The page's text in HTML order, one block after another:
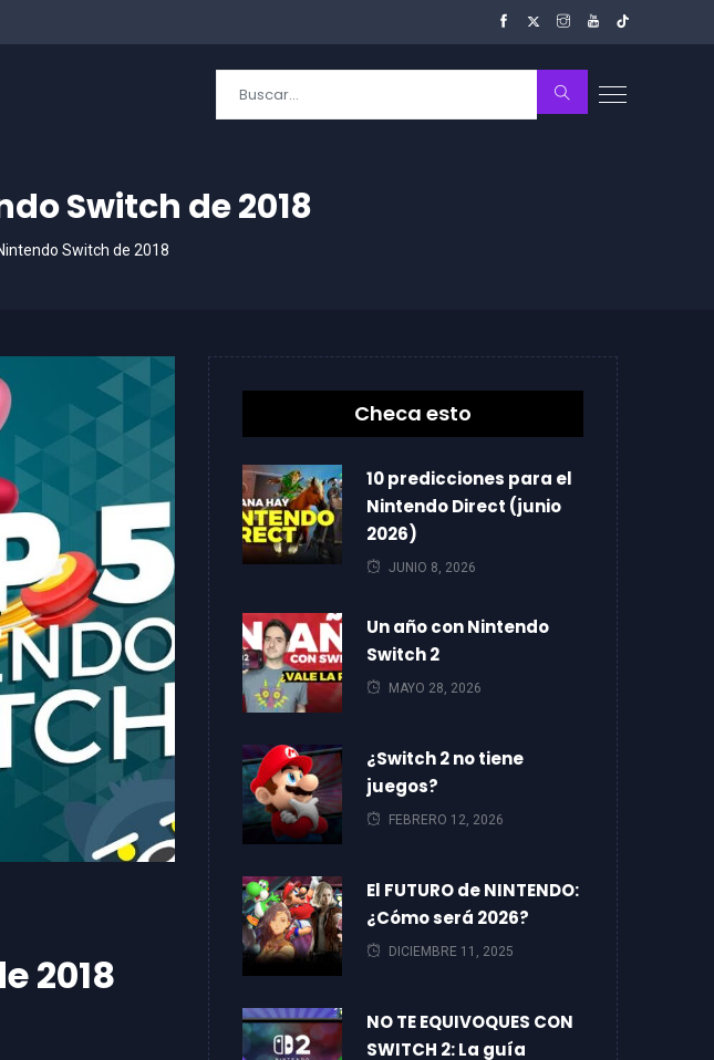
Switch de 2018
Switch de 2018
2018
Checa esto
10 predicciones para el
Nintendo Direct (junio
2026)
JUNIO 8, 2026
Un año con Nintendo
Switch 2
MAYO 28, 2026
¿Switch 2 no tiene
juegos?
FEBRERO 12, 2026
El FUTURO de NINTENDO:
¿Cómo será 2026?
DICIEMBRE 11, 2025
NO TE EQUIVOQUES CON
SWITCH 2: La guía